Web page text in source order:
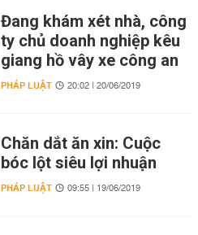
Đang khám xét nhà, công
ty chủ doanh nghiệp kêu
giang hồ vây xe công an
PHÁP LUẬT 20:02 | 20/06/2019
Chăn dắt ăn xin: Cuộc
bóc lột siêu lợi nhuận
PHÁP LUẬT 09:55 | 19/06/2019